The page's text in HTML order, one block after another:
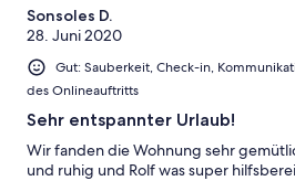
Sonsoles D.
28. Juni 2020
Gut: Sauberkeit, Check-in,
des Onlineauftritts
Sehr entspannter Urlaub!
Wir fanden die Wohnung sehr
und ruhig und Rolf was super